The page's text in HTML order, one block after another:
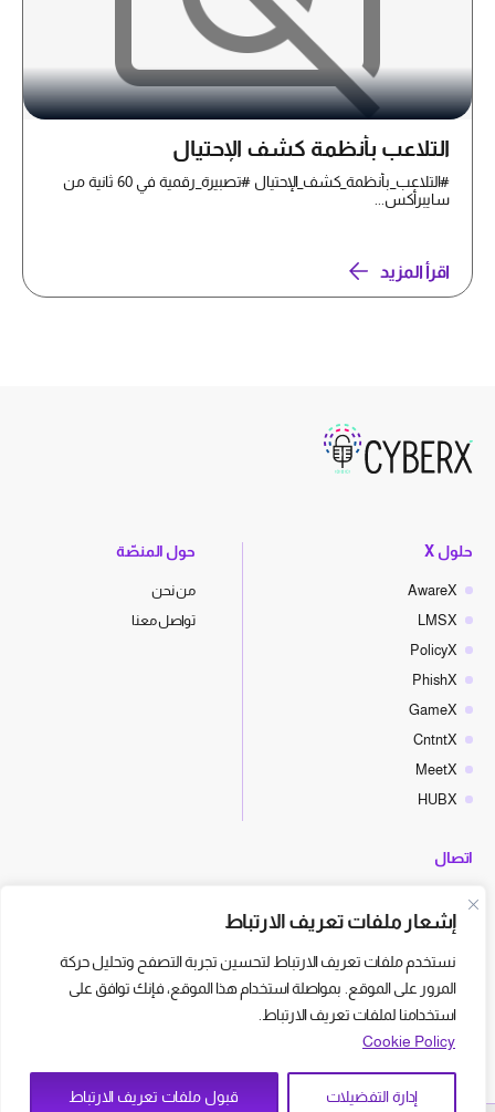
إشعار ملفات تعريف الارتباط
نستخدم ملفات تعريف الارتباط لتحسين تجربة التصفح وتحليل حركة
المرور على الموقع. بمواصلة استخدام هذا الموقع، فإنك توافق على
استخدامنا لملفات تعريف الارتباط.
Cookie Policy
إدارة التفضيلات قبول ملفات تعريف الارتباط
التلاعب بأنظمة كشف الإحتيال
#التلاعب_بأنظمة_كشف_الإحتيال #تصبيرة_رقمية في 60 ثانية من
سايبرأكس...
اقرأ المزيد
حلول X
AwareX
LMSX
PolicyX
PhishX
GameX
CntntX
MeetX
HUBX
حول المنصّة
من نحن
تواصل معنا
اتصال
hello@cyberx.world